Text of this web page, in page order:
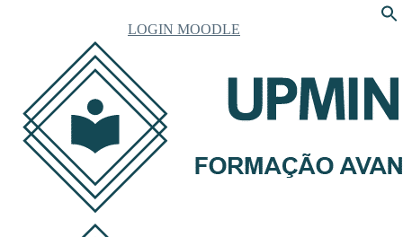
LOGIN MOODLE